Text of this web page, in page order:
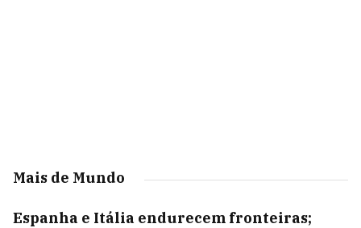
Mais de Mundo
Espanha e Itália endurecem fronteiras;